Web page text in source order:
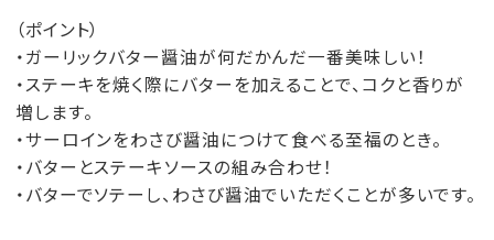
（ポイント）
・ガーリックバター醤油が何だかんだ一番美味しい！
・ステーキを焼く際にバターを加えることで、コクと香りが
増します。
・サーロインをわさび醤油につけて食べる至福のとき。
・バターとステーキソースの組み合わせ！
・バターでソテーし、わさび醤油でいただくことが多いです。